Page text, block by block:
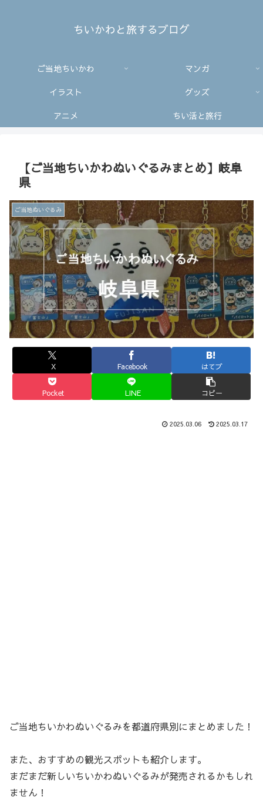
ちいかわと旅するブログ
ご当地ちいかわ
マンガ
イラスト
グッズ
アニメ
ちい活と旅行
【ご当地ちいかわぬいぐるみまとめ】岐阜
県
ご当地ぬいぐるみ
X Facebook はてブ
Pocket LINE コピー
2025.03.06 2025.03.17
ご当地ちいかわぬいぐるみを都道府県別にまとめました！
また、おすすめの観光スポットも紹介します。
まだまだ新しいちいかわぬいぐるみが発売されるかもしれ
ません！